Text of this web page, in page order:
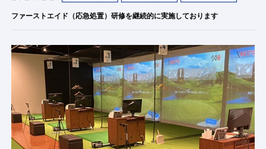
ファーストエイド（応急処置）研修を継続的に実施しております